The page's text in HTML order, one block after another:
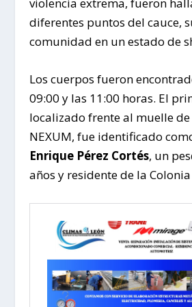
diferentes puntos del cauce,
comunidad en un estado de
Los cuerpos fueron
09:00 y las 11:00 horas. El
localizado frente al muelle
NEXUM, fue identificado
Enrique Pérez Cortés, un
años y residente de la